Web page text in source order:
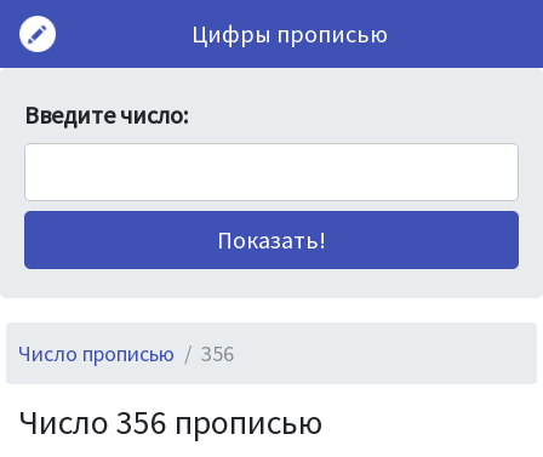
Цифры прописью
Введите число:
Число прописью 356
Число 356 прописью